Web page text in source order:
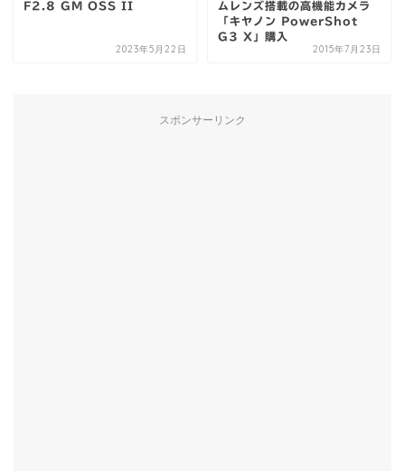
F2.8 GM OSS II
2023年5月22日
ムレンズ搭載の高機能カメラ
「キヤノン PowerShot
G3 X」購入
2015年7月23日
スポンサーリンク